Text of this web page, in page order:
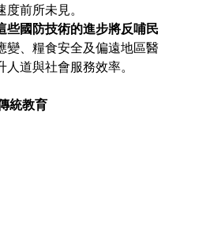
前所未見。
些國防技術的進步將反哺民
變、糧食安全及偏遠地區醫
道與社會服務效率。
統教育